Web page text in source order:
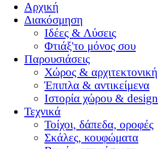
Αρχική
Διακόσμηση
Ιδέες & Λύσεις
Φτιάξ'το μόνος σου
Παρουσιάσεις
Χώρος & αρχιτεκτονική
Έπιπλα & αντικείμενα
Ιστορία χώρου & design
Τεχνικά
Τοίχοι, δάπεδα, οροφές
Σκάλες, κουφώματα